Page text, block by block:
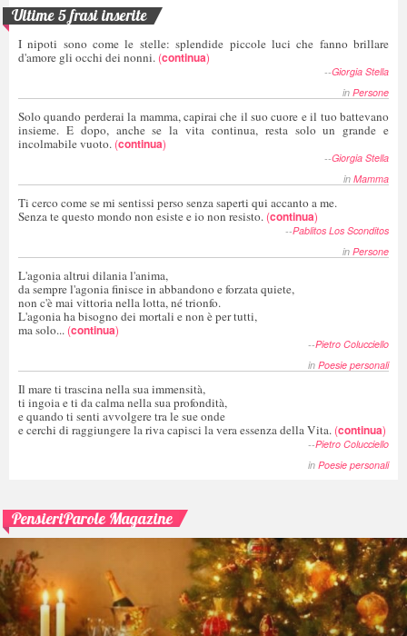
Ultime 5 frasi inserite
I nipoti sono come le stelle: splendide piccole luci che fanno brillare
d'amore gli occhi dei nonni. (continua)
--Giorgia Stella
in Persone
Solo quando perderai la mamma, capirai che il suo cuore e il tuo battevano
insieme. E dopo, anche se la vita continua, resta solo un grande e
incolmabile vuoto. (continua)
--Giorgia Stella
in Mamma
Ti cerco come se mi sentissi perso senza saperti qui accanto a me.
Senza te questo mondo non esiste e io non resisto. (continua)
--Pablitos Los Sconditos
in Persone
L'agonia altrui dilania l'anima,
da sempre l'agonia finisce in abbandono e forzata quiete,
non c'è mai vittoria nella lotta, né trionfo.
L'agonia ha bisogno dei mortali e non è per tutti,
ma solo... (continua)
--Pietro Colucciello
in Poesie personali
Il mare ti trascina nella sua immensità,
ti ingoia e ti da calma nella sua profondità,
e quando ti senti avvolgere tra le sue onde
e cerchi di raggiungere la riva capisci la vera essenza della Vita. (continua)
--Pietro Colucciello
in Poesie personali
PensieriParole Magazine